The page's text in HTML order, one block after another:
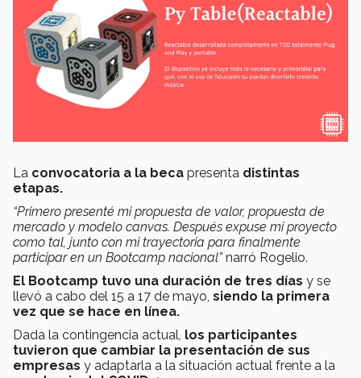
La convocatoria a la beca presenta distintas
etapas.
“Primero presenté mi propuesta de valor, propuesta de
mercado y modelo canvas. Después expuse mi proyecto
como tal, junto con mi trayectoria para finalmente
participar en un Bootcamp nacional”narró Rogelio.
El Bootcamp tuvo una duración de tres días y se
llevó a cabo del 15 a 17 de mayo, siendo la primera
vez que se hace en línea.
Dada la contingencia actual, los participantes
tuvieron que cambiar la presentación de sus
empresas y adaptarla a la situación actual frente a la